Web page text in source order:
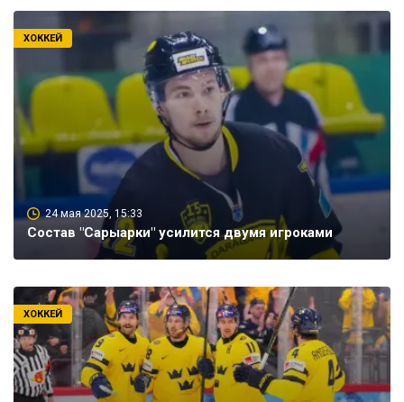
24 мая 2025, 15:33
Состав "Сарыарки" усилится двумя игроками
ХОККЕЙ
ХОККЕЙ